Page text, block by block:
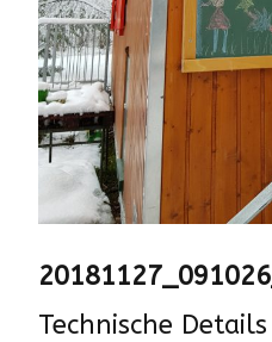
20181127_091026_
Technische Details